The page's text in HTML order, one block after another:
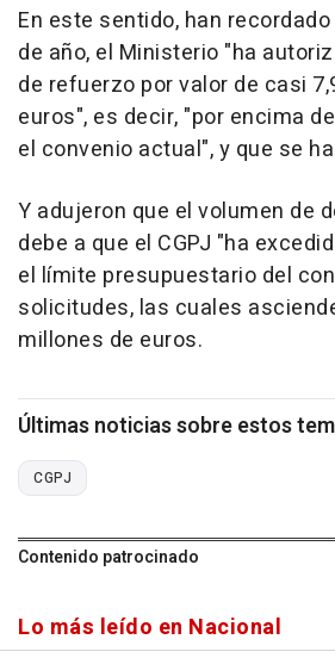
En este sentido, han
de año, el Ministerio "ha
de refuerzo por valor de casi
euros", es decir, "por encima
el convenio actual", y que se
Y adujeron que el volumen de
debe a que el CGPJ "ha
el límite presupuestario del
solicitudes, las cuales
millones de euros.
Últimas noticias sobre estos
CGPJ
Contenido patrocinado
Lo más leído en Nacional